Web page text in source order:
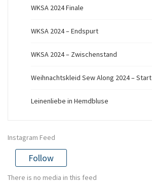
WKSA 2024 Finale
WKSA 2024 – Endspurt
WKSA 2024 – Zwischenstand
Weihnachtskleid Sew Along 2024 – Start
Leinenliebe in Hemdbluse
Instagram Feed
Follow
There is no media in this feed